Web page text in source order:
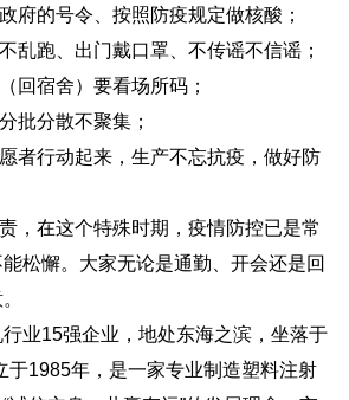
府的号令、按照防疫规定做核酸；
乱跑、出门戴口罩、不传谣不信谣；
回宿舍）要看场所码；
批分散不聚集；
者行动起来，生产不忘抗疫，做好防
，在这个特殊时期，疫情防控已是常
松懈。大家无论是通勤、开会还是回
业15强企业，地处东海之滨，坐落于
于1985年，是一家专业制造塑料注射